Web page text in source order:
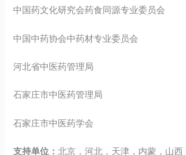
中国药文化研究会药食同源专业委员会
中国中药协会中药材专业委员会
河北省中医药管理局
石家庄市中医药管理局
石家庄市中医药学会
支持单位：北京，河北，天津，内蒙，山西